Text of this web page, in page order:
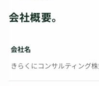
会社概要。
会社名
きらくにコンサルティング